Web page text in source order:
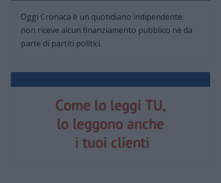
Oggi Cronaca è un quotidiano indipendente:
non riceve alcun finanziamento pubblico nè da
parte di partiti politici.